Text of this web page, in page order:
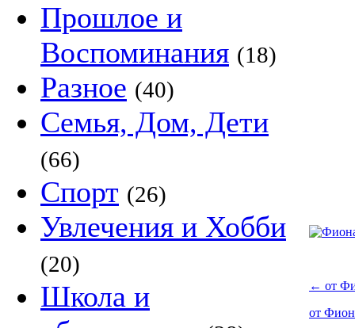
Прошлое и
Воспоминания (18)
Разное (40)
Семья, Дом, Дети
(66)
Спорт (26)
Увлечения и Хобби
(20)
Школа и
← от
от